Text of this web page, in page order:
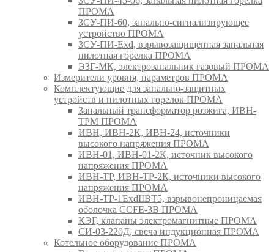
ПРОМА
ЗСУ-ПИ-60, запально-сигнализирующее
устройство ПРОМА
ЗСУ-ПИ-Exd, взрывозащищенная запальная
пилотная горелка ПРОМА
ЭЗГ-МК, электрозапальник газовый ПРОМА
Измерители уровня, параметров ПРОМА
Комплектующие для запально-защитных
устройств и пилотных горелок ПРОМА
Запальный трансформатор розжига, ИВН-
ТРМ ПРОМА
ИВН, ИВН-2К, ИВН-24, источники
высокого напряжения ПРОМА
ИВН-01, ИВН-01-2К, источник высокого
напряжения ПРОМА
ИВН-ТР, ИВН-ТР-2К, источники высокого
напряжения ПРОМА
ИВН-ТР-1ExdIIBT5, взрывонепроницаемая
оболочка CCFE-3B ПРОМА
КЭГ, клапаны электромагнитные ПРОМА
СИ-03-220Д, свеча индукционная ПРОМА
Котельное оборудование ПРОМА